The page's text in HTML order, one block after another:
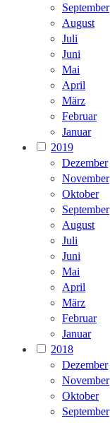
September
August
Juli
Juni
Mai
April
März
Februar
Januar
2019
Dezember
November
Oktober
September
August
Juli
Juni
Mai
April
März
Februar
Januar
2018
Dezember
November
Oktober
September